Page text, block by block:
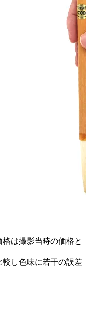
は撮影当時の価格と
し色味に若干の誤差